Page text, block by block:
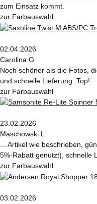
zum Einsatz kommt.
zur Farbauswahl
02.04.2026
Carolina G
Noch schöner als die Fotos,
und schnelle Lieferung. Top!
zur Farbauswahl
23.02.2026
Maschowski L
... Artikel wie beschrieben,
5%-Rabatt genutzt), schnelle
zur Farbauswahl
03.02.2026